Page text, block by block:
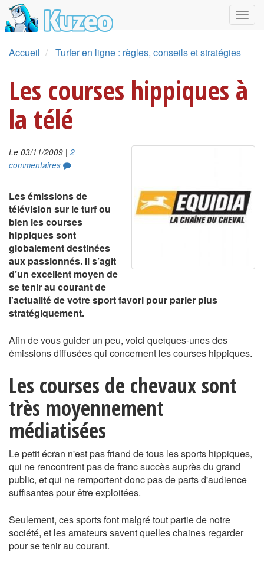
Accueil Turfer en ligne : règles, conseils et stratégies
Les courses hippiques à
la télé
Le 03/11/2009 | 2
commentaires
Les émissions de
télévision sur le turf ou
bien les courses
hippiques sont
globalement destinées
aux passionnés. Il s’agit
d’un excellent moyen de
se tenir au courant de
l'actualité de votre sport favori pour parier plus
stratégiquement.
Afin de vous guider un peu, voici quelques-unes des
émissions diffusées qui concernent les courses hippiques.
Les courses de chevaux sont
très moyennement
médiatisées
Le petit écran n'est pas friand de tous les sports hippiques,
qui ne rencontrent pas de franc succès auprès du grand
public, et qui ne remportent donc pas de parts d'audience
suffisantes pour être exploitées.
Seulement, ces sports font malgré tout partie de notre
société, et les amateurs savent quelles chaines regarder
pour se tenir au courant.